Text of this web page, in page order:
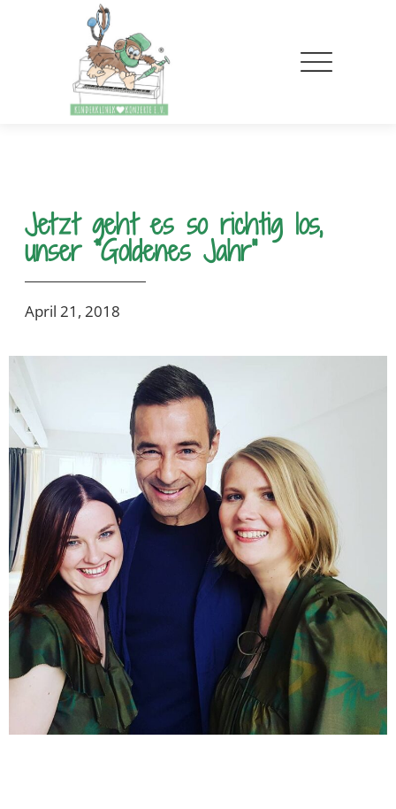
Jetzt geht es so richtig los,
unser “Goldenes Jahr”
April 21, 2018